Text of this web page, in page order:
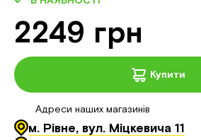
2249 грн
Купити
Адреси наших магазинів
м. Рівне, вул. Міцкевича 11